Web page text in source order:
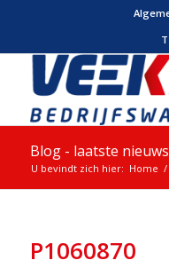
Blog - laatste nieuws
U bevindt zich hier: Home /
P1060870